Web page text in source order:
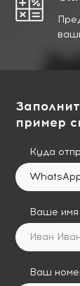
пример
Куда
Ваше имя
Ваш